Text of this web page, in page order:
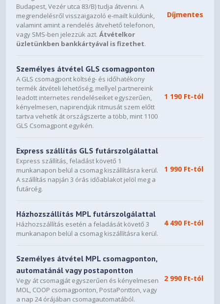
Budapest, Vezér utca 83/B) tudja átvenni. A
megrendelésről visszaigazoló e-mailt küldünk,
valamint amint a rendelés átvehető telefonon,
vagy SMS-ben jelezzük azt.Átvételkor
üzletünkben bankkártyával is fizethet.
Díjmentes
Személyes átvétel GLS csomagponton
A GLS csomagpont költség- és időhatékony
termék átvételi lehetőség, mellyel partnereink
leadott internetes rendeléseiket egyszerűen,
kényelmesen, napirendjük ritmusát szem előtt
tartva vehetik át országszerte a több, mint 1100
GLS Csomagpont egyikén.
1 190 Ft-tól
Express szállítás GLS futárszolgálattal
Express szállítás, feladást követő 1
munkanapon belül a csomag kiszállításra kerül.
A szállítás napján 3 órás időablakot jelöl meg a
futárcég.
1 990 Ft-tól
Házhozszállítás MPL futárszolgálattal
Házhozszállítás esetén a feladását követő 3
munkanapon belül a csomag kiszállításra kerül.
4 490 Ft-tól
Személyes átvétel MPL csomagponton,
automatánál vagy postapontton
Vegy át csomagját egyszerűen és kényelmesen
MOL, COOP csomagponton, PostaPontton, vagy
a nap 24 órájában csomagautomatából.
2 990 Ft-tól